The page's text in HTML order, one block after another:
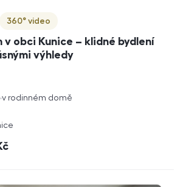
v obci Kunice – klidné bydlení
výhledy
360° video
v rodinném domě